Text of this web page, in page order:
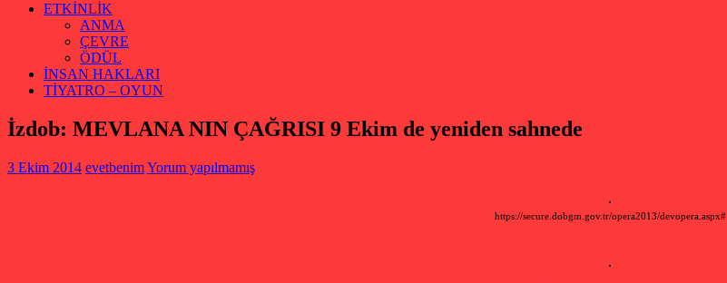
ETKİNLİK
ANMA
ÇEVRE
ÖDÜL
İNSAN HAKLARI
TİYATRO – OYUN
İzdob: MEVLANA NIN ÇAĞRISI 9 Ekim de yeniden sahnede
3 Ekim 2014 evetbenimYorum yapılmamış
https://secure.dobgm.gov.tr/opera2013/devopera.aspx#